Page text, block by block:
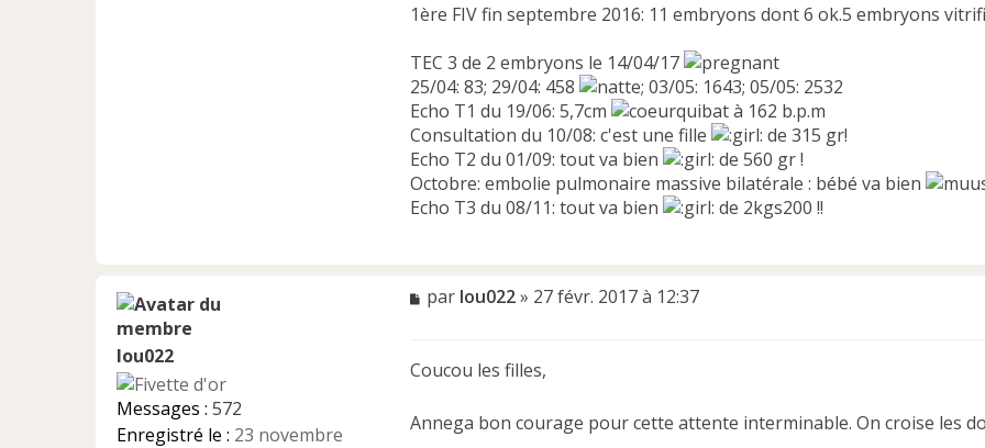
1ère FIV fin septembre 2016: 11 embryons dont 6 ok.5 embryons
TEC 3 de 2 embryons le 14/04/17
25/04: 83; 29/04: 458
; 03/05: 1643; 05/05: 2532
Echo T1 du 19/06: 5,7cm
à 162 b.p.m
Consultation du 10/08: c'est une fille
de 315 gr!
Echo T2 du 01/09: tout va bien
de 560 gr !
Octobre: embolie pulmonaire massive bilatérale : bébé va bien
Echo T3 du 08/11: tout va bien
de 2kgs200 !!
lou022
Messages : 572
Enregistré le : 23 novembre
M
e
a
e
par lou022» 27 févr. 2017 à 12:37
Coucou les filles,
Annega bon courage pour cette attente interminable. On croise les